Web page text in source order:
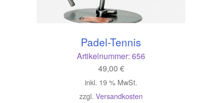
Padel-Tennis
Artikelnummer: 656
49,00 €
inkl. 19 % MwSt.
zzgl. Versandkosten